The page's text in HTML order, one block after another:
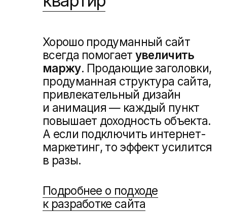
Элемент WOW-эффекта. То, чем
люди будут делиться в соцсетях
выхода из кинотеатра больше,
чем сам фильм.
Внедрение
CRM
CRM на базе Битрикс24
и Profitbase с автоматизацией.
напоминание, руководитель
видит статистику, звонки
и WhatsApp.